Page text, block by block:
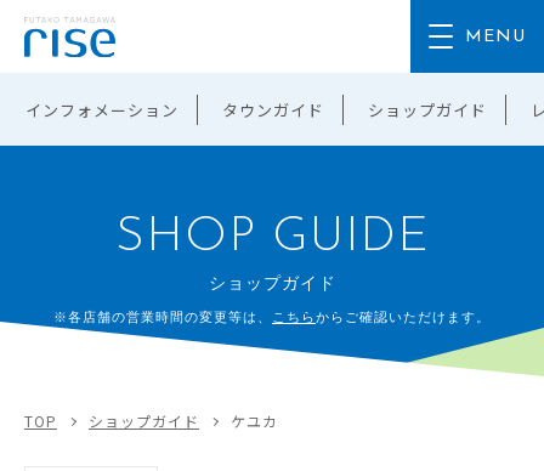
インフォメーション タウンガイド ショップガイド
SHOP GUIDE
ショップガイド
※各店舗の営業時間の変更等は、 こちらからご確認いただけます。
TOP ショップガイド ケユカ